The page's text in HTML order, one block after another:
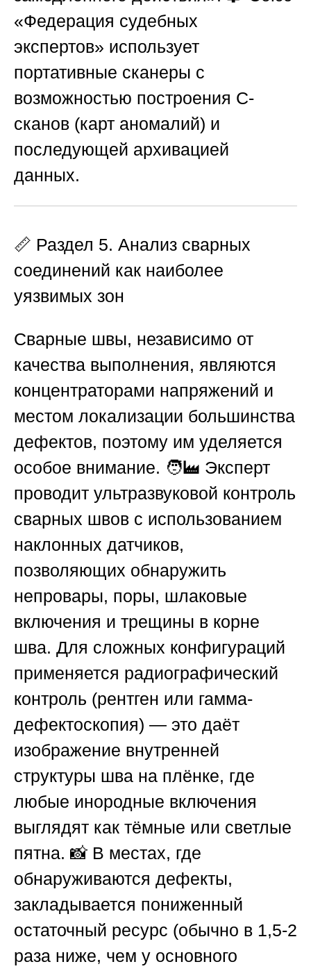
«Федерация судебных
экспертов» использует
портативные сканеры с
возможностью построения C-
сканов (карт аномалий) и
последующей архивацией
данных.
📏 Раздел 5. Анализ сварных
соединений как наиболее
уязвимых зон
Сварные швы, независимо от
качества выполнения, являются
концентраторами напряжений и
местом локализации большинства
дефектов, поэтому им уделяется
особое внимание. 🧑‍🏭 Эксперт
проводит ультразвуковой контроль
сварных швов с использованием
наклонных датчиков,
позволяющих обнаружить
непровары, поры, шлаковые
включения и трещины в корне
шва. Для сложных конфигураций
применяется радиографический
контроль (рентген или гамма-
дефектоскопия) — это даёт
изображение внутренней
структуры шва на плёнке, где
любые инородные включения
выглядят как тёмные или светлые
пятна. 📸 В местах, где
обнаруживаются дефекты,
закладывается пониженный
остаточный ресурс (обычно в 1,5-2
раза ниже, чем у основного